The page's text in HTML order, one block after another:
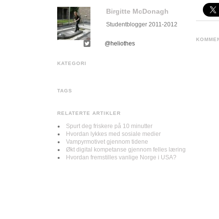
Birgitte McDonagh
Studentblogger 2011-2012
@heliothes
KATEGORI
TAGS
RELATERTE ARTIKLER
Spurt deg friskere på 10 minutter
Hvordan lykkes med sosiale medier
Vampyrmotivet gjennom tidene
Økt digital kompetanse gjennom felles læring
Hvordan fremstilles vanlige Norge i USA?